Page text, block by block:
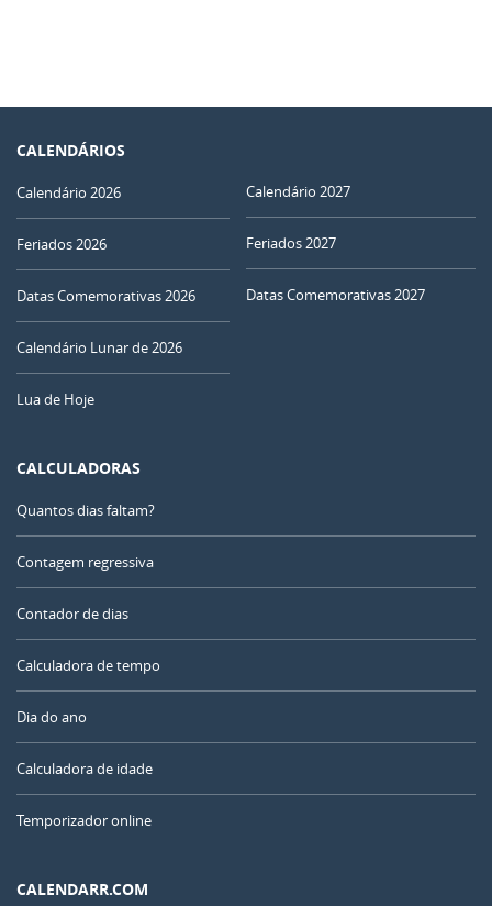
CALENDÁRIOS
Calendário 2026
Feriados 2026
Datas Comemorativas 2026
Calendário Lunar de 2026
Lua de Hoje
Calendário 2027
Feriados 2027
Datas Comemorativas 2027
CALCULADORAS
Quantos dias faltam?
Contagem regressiva
Contador de dias
Calculadora de tempo
Dia do ano
Calculadora de idade
Temporizador online
CALENDARR.COM